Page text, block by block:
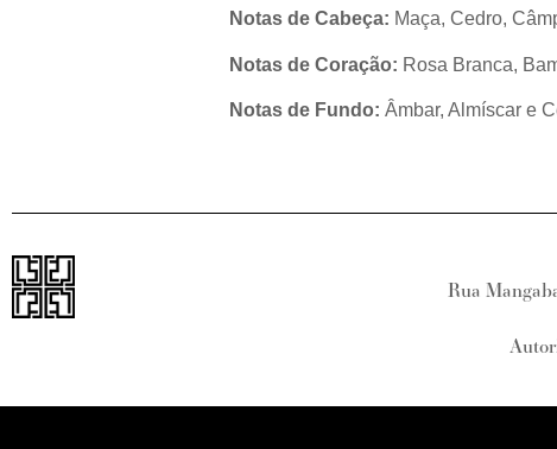
Notas de Cabeça: Maça, Cedro,
Notas de Coração: Rosa Branca,
Notas de Fundo: Âmbar, Almíscar e
Rua